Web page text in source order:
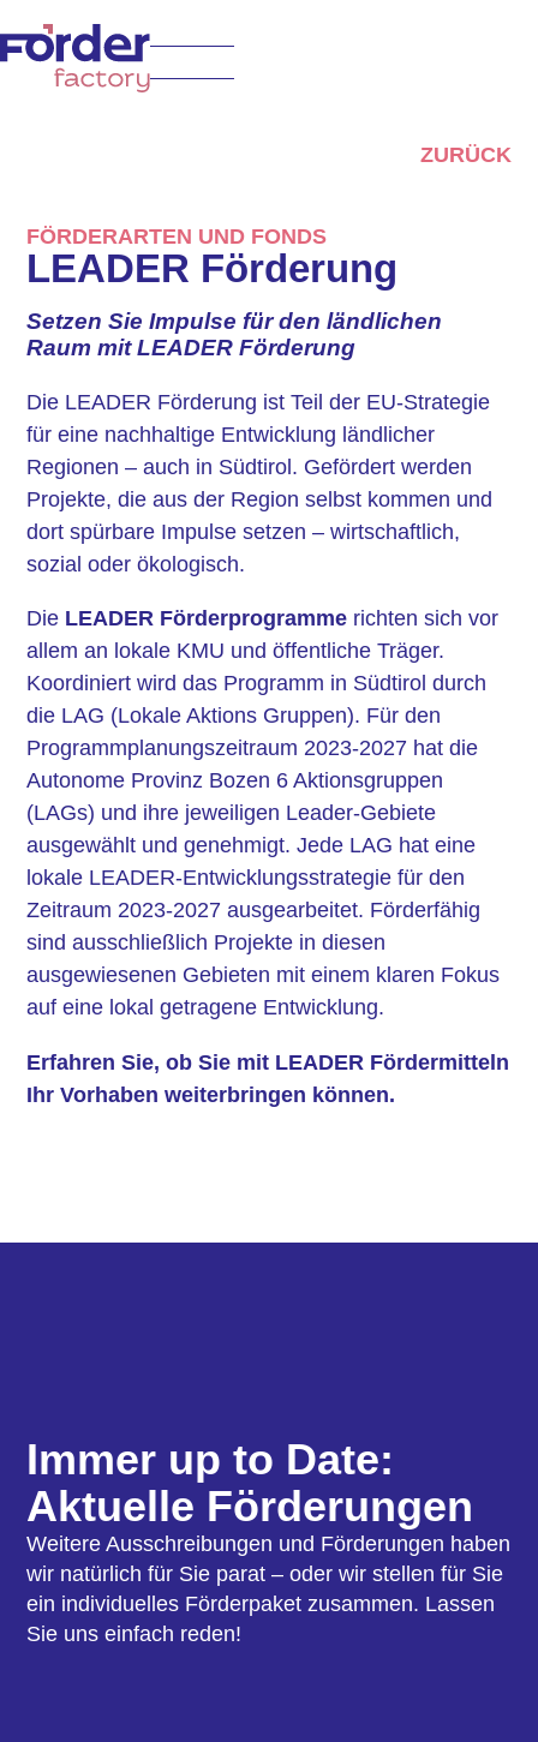
ZURÜCK
FÖRDERARTEN UND FONDS
LEADER Förderung
Setzen Sie Impulse für den ländlichen
Raum mit LEADER Förderung
Die LEADER Förderung ist Teil der EU-Strategie
für eine nachhaltige Entwicklung ländlicher
Regionen – auch in Südtirol. Gefördert werden
Projekte, die aus der Region selbst kommen und
dort spürbare Impulse setzen – wirtschaftlich,
sozial oder ökologisch.
Die LEADER Förderprogramme richten sich vor
allem an lokale KMU und öffentliche Träger.
Koordiniert wird das Programm in Südtirol durch
die LAG (Lokale Aktions Gruppen). Für den
Programmplanungszeitraum 2023-2027 hat die
Autonome Provinz Bozen 6 Aktionsgruppen
(LAGs) und ihre jeweiligen Leader-Gebiete
ausgewählt und genehmigt. Jede LAG hat eine
lokale LEADER-Entwicklungsstrategie für den
Zeitraum 2023-2027 ausgearbeitet. Förderfähig
sind ausschließlich Projekte in diesen
ausgewiesenen Gebieten mit einem klaren Fokus
auf eine lokal getragene Entwicklung.
Erfahren Sie, ob Sie mit LEADER Fördermitteln
Ihr Vorhaben weiterbringen können.
Immer up to Date:
Aktuelle Förderungen
Weitere Ausschreibungen und Förderungen haben
wir natürlich für Sie parat – oder wir stellen für Sie
ein individuelles Förderpaket zusammen. Lassen
Sie uns einfach reden!